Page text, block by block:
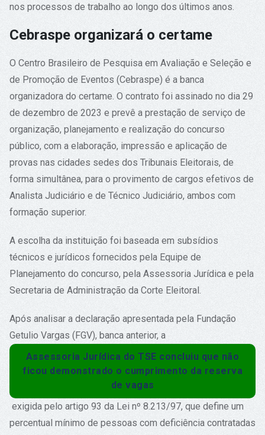
nos processos de trabalho ao longo dos últimos anos.
Cebraspe organizará o certame
O Centro Brasileiro de Pesquisa em Avaliação e Seleção e
de Promoção de Eventos (Cebraspe) é a banca
organizadora do certame. O contrato foi assinado no dia 29
de dezembro de 2023 e prevê a prestação de serviço de
organização, planejamento e realização do concurso
público, com a elaboração, impressão e aplicação de
provas nas cidades sedes dos Tribunais Eleitorais, de
forma simultânea, para o provimento de cargos efetivos de
Analista Judiciário e de Técnico Judiciário, ambos com
formação superior.
A escolha da instituição foi baseada em subsídios
técnicos e jurídicos fornecidos pela Equipe de
Planejamento do concurso, pela Assessoria Jurídica e pela
Secretaria de Administração da Corte Eleitoral.
Após analisar a declaração apresentada pela Fundação
Getulio Vargas (FGV), banca anterior, a
Assessoria Jurídica do TSE concluiu que não
ficou demonstrado o cumprimento da reserva
de vagas
exigida pelo artigo 93 da Lei nº 8.213/97, que define um
percentual mínimo de pessoas com deficiência contratadas